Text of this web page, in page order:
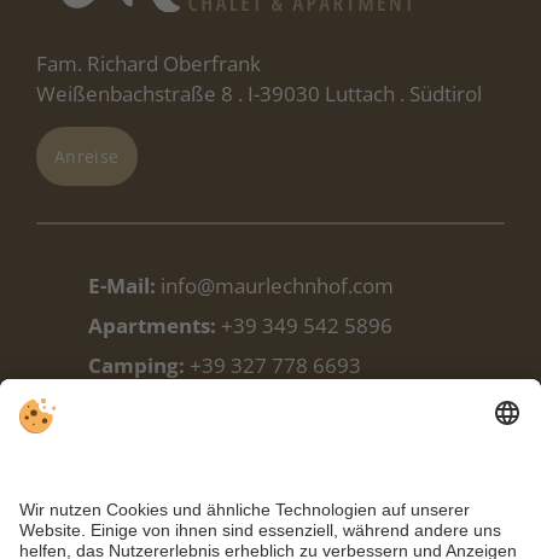
Fam. Richard Oberfrank
Weißenbachstraße 8 . I-39030 Luttach . Südtirol
Anreise
E-Mail: info@maurlechnhof.com
Apartments: +39 349 542 5896
Camping: +39 327 778 6693